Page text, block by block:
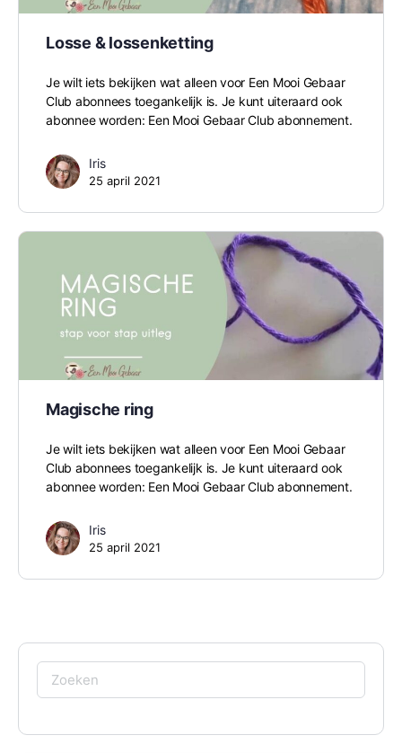
Losse & lossenketting
Je wilt iets bekijken wat alleen voor Een Mooi Gebaar
Club abonnees toegankelijk is. Je kunt uiteraard ook
abonnee worden: Een Mooi Gebaar Club abonnement.
Iris
25 april 2021
Magische ring
Je wilt iets bekijken wat alleen voor Een Mooi Gebaar
Club abonnees toegankelijk is. Je kunt uiteraard ook
abonnee worden: Een Mooi Gebaar Club abonnement.
Iris
25 april 2021
Zoeken
naar: